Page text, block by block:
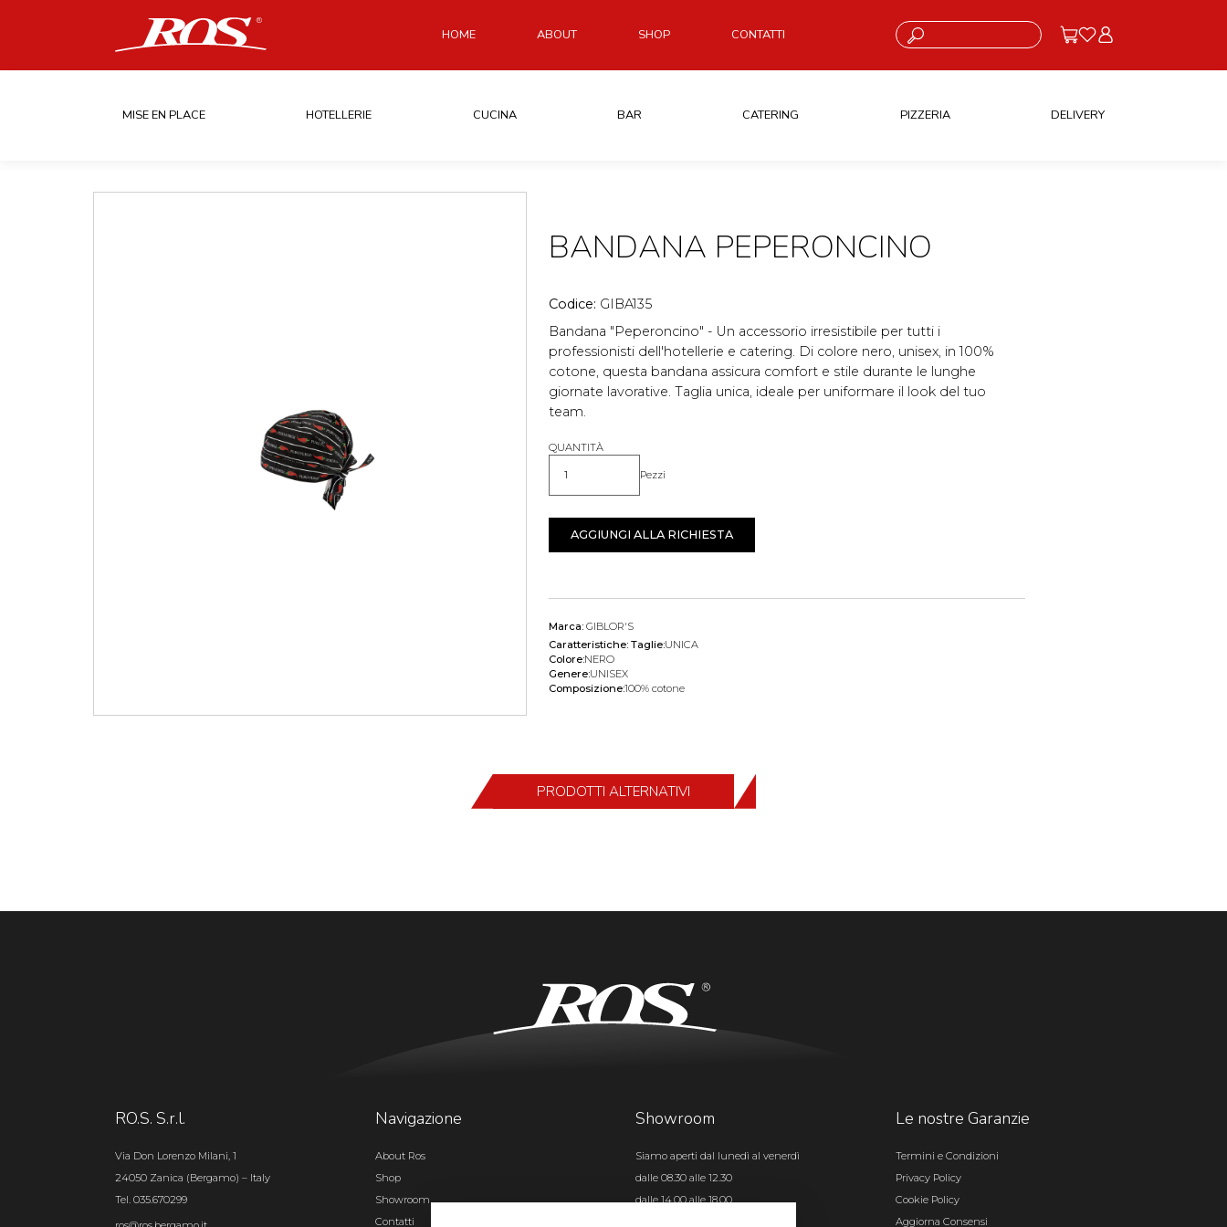
HOME ABOUT SHOP CONTATTI Cosa stai cercando?
MISE EN PLACE HOTELLERIE CUCINA BAR CATERING PIZZERIA DELIVERY
BANDANA PEPERONCINO
Codice: GIBA135
Bandana "Peperoncino" - Un accessorio irresistibile per tutti i
professionisti dell'hotellerie e catering. Di colore nero, unisex, in 100%
cotone, questa bandana assicura comfort e stile durante le lunghe
giornate lavorative. Taglia unica, ideale per uniformare il look del tuo
team.
QUANTITÀ
Quantità Pezzi
AGGIUNGI ALLA RICHIESTA
Marca: GIBLOR'S
Caratteristiche: Taglie:UNICA
Colore:NERO
Genere:UNISEX
Composizione:100% cotone
PRODOTTI ALTERNATIVI
RO.S. S.r.l.
Via Don Lorenzo Milani, 1
24050 Zanica (Bergamo) – Italy
Tel. 035.670299
Navigazione
About Ros
Shop
Showroom
Contatti
Showroom
Siamo aperti dal lunedì al venerdì
dalle 08.30 alle 12.30
dalle 14.00 alle 18.00
Le nostre Garanzie
Termini e Condizioni
Privacy Policy
Cookie Policy
Aggiorna Consensi